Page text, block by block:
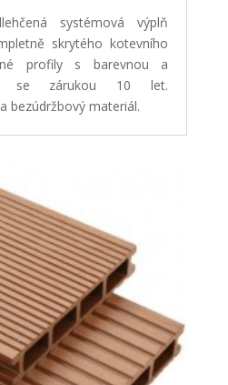
systémová výplň
skrytého kotevního
profily s barevnou a
se zárukou 10 let.
bezúdržbový materiál.